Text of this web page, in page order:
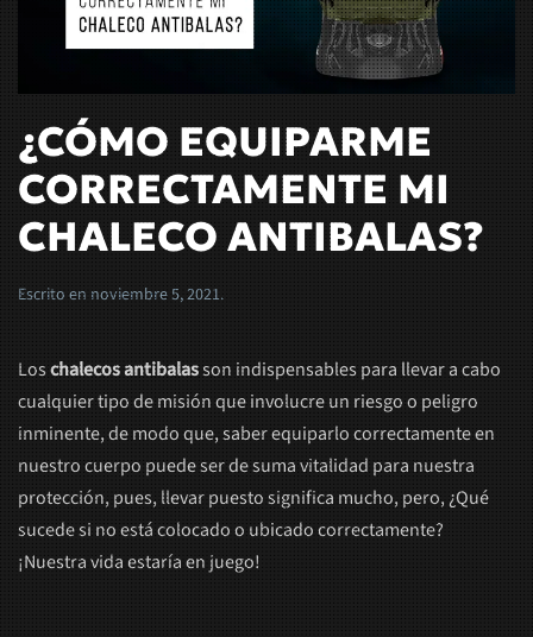
¿CÓMO EQUIPARME
CORRECTAMENTE MI
CHALECO ANTIBALAS?
Escrito en noviembre 5, 2021.
Loschalecos antibalasson indispensables para llevar a cabo
cualquier tipo de misión que involucre un riesgo o peligro
inminente, de modo que, saber equiparlo correctamente en
nuestro cuerpo puede ser de suma vitalidad para nuestra
protección, pues, llevar puesto significa mucho, pero, ¿Qué
sucede si no está colocado o ubicado correctamente?
¡Nuestra vida estaría en juego!